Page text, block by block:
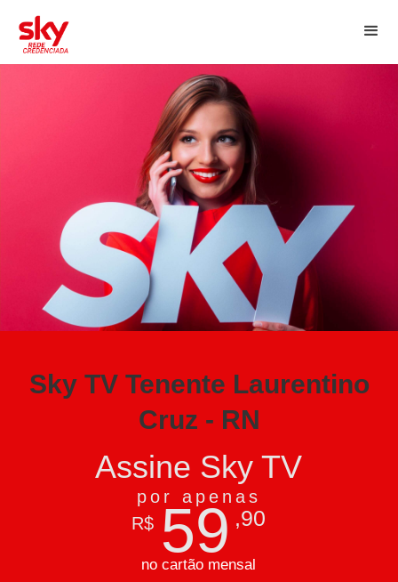
Sky TV Tenente Laurentino
Cruz - RN
Assine Sky TV
por apenas
R$ 59 ,90
no cartão mensal